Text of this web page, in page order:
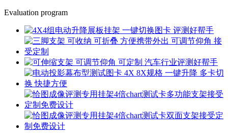
Evaluation program